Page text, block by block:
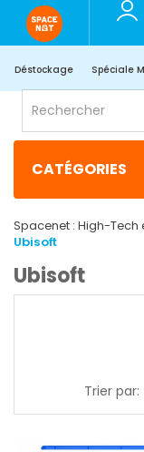
Déstockage Spéciale
CATÉGORIES
Spacenet : High-
Ubisoft
Ubisoft
Trier par: